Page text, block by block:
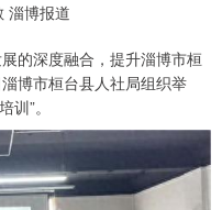
淄博报道
的深度融合，提升淄博市桓
博市桓台县人社局组织举
”。